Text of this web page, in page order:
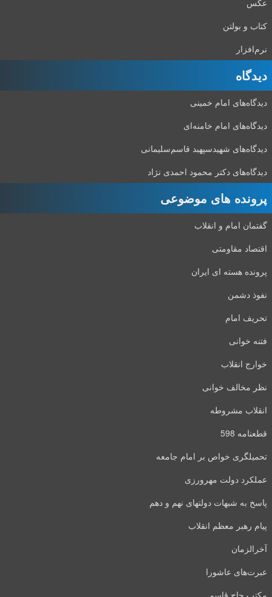
عکس
کتاب و بولتن
نرم‌افزار
دیدگاه‌
دیدگاه‌های امام خمینی
دیدگاه‌های امام خامنه‌ای
دیدگاه‌های شهید‌سپهبد قاسم‌سلیمانی
دیدگاه‌های دکتر محمود احمدی نژاد
پرونده های موضوعی
گفتمان امام و انقلاب
اقتصاد مقاومتی
پرونده هسته ای ایران
نفوذ دشمن
تحریف امام
فتنه خوانی
خوارج انقلاب
نظر مخالف خوانی
انقلاب مشروطه
قطعنامه 598
تحمیلگری خواص بر امام جامعه
عملکرد دولت مهرورزی
پاسخ به شبهات دولتهای نهم و دهم
پیام رهبر معظم انقلاب
آخرالزمان
عبرت‌های عاشورا
مکتب حاج قاسم